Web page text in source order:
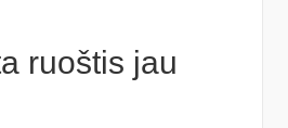
ruoštis jau